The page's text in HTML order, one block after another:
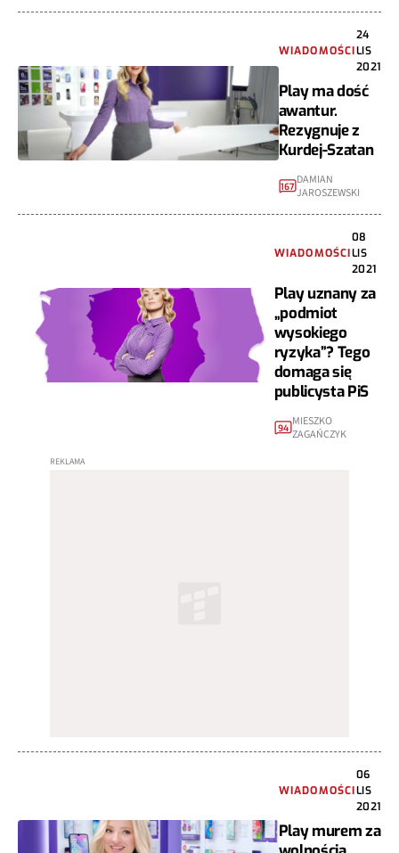
WIADOMOŚCI
24
LIS
2021
Play ma dość
awantur.
Rezygnuje z
Kurdej-Szatan
167DAMIAN
JAROSZEWSKI
WIADOMOŚCI
08
LIS
2021
Play uznany za
„podmiot
wysokiego
ryzyka”? Tego
domaga się
publicysta PiS
94 MIESZKO
ZAGAŃCZYK
WIADOMOŚCI
06
LIS
2021
Play murem za